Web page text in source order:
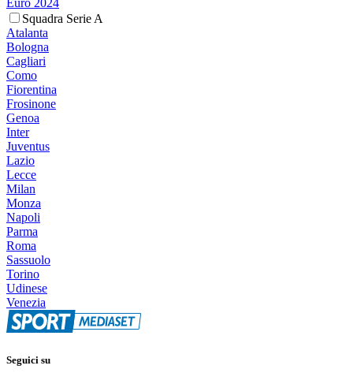
Euro 2024
Squadra Serie A
Atalanta
Bologna
Cagliari
Como
Fiorentina
Frosinone
Genoa
Inter
Juventus
Lazio
Lecce
Milan
Monza
Napoli
Parma
Roma
Sassuolo
Torino
Udinese
Venezia
Seguici su